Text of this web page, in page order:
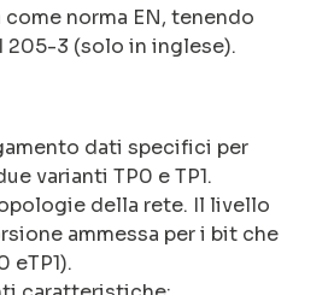
norma EN, tenendo
205-3 (solo in inglese).
dati specifici per
varianti TP0 e TP1.
della rete. Il livello
ammessa per i bit che